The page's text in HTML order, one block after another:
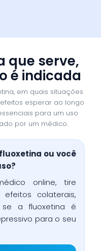
que serve,
é indicada
em quais situações
esperar ao longo
para um uso
por um médico.
ou você
online, tire
efeitos colaterais,
a fluoxetina é
para o seu